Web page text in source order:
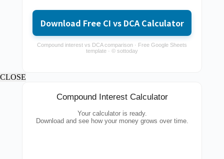
Download Free CI vs DCA Calculator
Compound interest vs DCA comparison · Free Google Sheets
template · © sottoday
CLOSE
Compound Interest Calculator
Your calculator is ready.
Download and see how your money grows over time.